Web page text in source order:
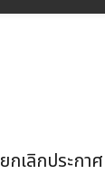
ยกเลิกประก